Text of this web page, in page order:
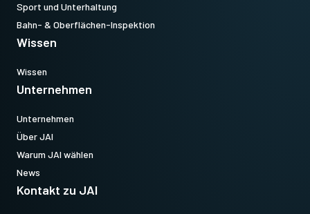
Sport und Unterhaltung
Bahn- & Oberflächen-Inspektion
Wissen
Wissen
Unternehmen
Unternehmen
Über JAI
Warum JAI wählen
News
Kontakt zu JAI